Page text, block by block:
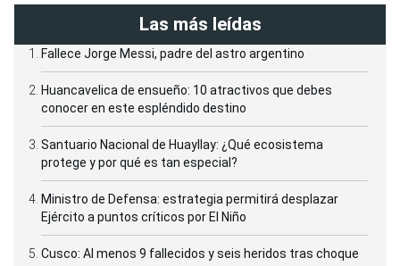
Las más leídas
Fallece Jorge Messi, padre del astro argentino
Huancavelica de ensueño: 10 atractivos que debes
conocer en este espléndido destino
Santuario Nacional de Huayllay: ¿Qué ecosistema
protege y por qué es tan especial?
Ministro de Defensa: estrategia permitirá desplazar
Ejército a puntos críticos por El Niño
Cusco: Al menos 9 fallecidos y seis heridos tras choque